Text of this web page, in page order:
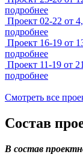
подробнее
Проект 02-22 от
подробнее
Проект 16-19 от
подробнее
Проект 11-19 от
подробнее
Смотреть все
Состав
В состав